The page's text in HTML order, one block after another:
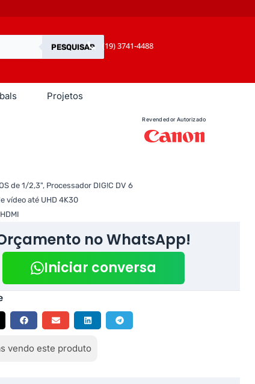
PESQUISAR (19) 3741-4488
Projetos
Revendedor Autorizado
de 1/2,3", Processador DIG!C DV 6
vídeo até UHD 4K30
no WhatsApp!
Iniciar conversa
vendo este produto